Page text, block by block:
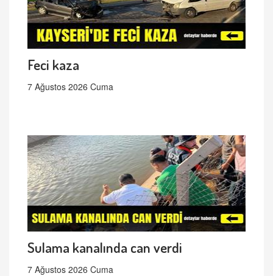
Feci kaza
7 Ağustos 2026 Cuma
Sulama kanalında can verdi
7 Ağustos 2026 Cuma